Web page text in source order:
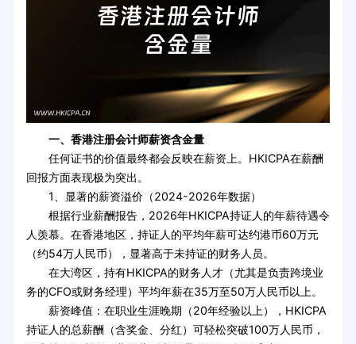
一、香港注册会计师薪资含金量
任何证书的价值最终都会反映在薪资上。HKICPA在薪酬
回报方面表现极为突出。
1、显著的薪资溢价（2024-2026年数据）
根据行业薪酬报告，2026年HKICPA持证人的年薪待遇令
人羡慕。在香港地区，持证人的平均年薪可达约港币60万元
（约54万人民币），显著高于未持证的财务人员。
在大湾区，持有HKICPA的财务人才（尤其是负责跨境业
务的CFO或财务经理）平均年薪在35万至50万人民币以上。
薪资峰值：在职业生涯晚期（20年经验以上），HKICPA
持证人的总薪酬（含奖金、分红）可轻松突破100万人民币，